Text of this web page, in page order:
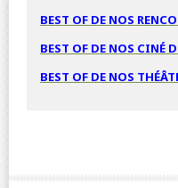
BEST OF DE NOS
BEST OF DE NOS CINÉ
BEST OF DE NOS